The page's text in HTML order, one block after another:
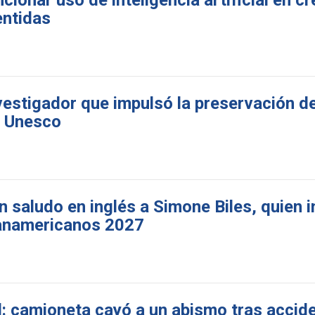
que impulsó la preservación
saludo en inglés a Simone Biles, quien
2027
camioneta cayó a un abismo tras